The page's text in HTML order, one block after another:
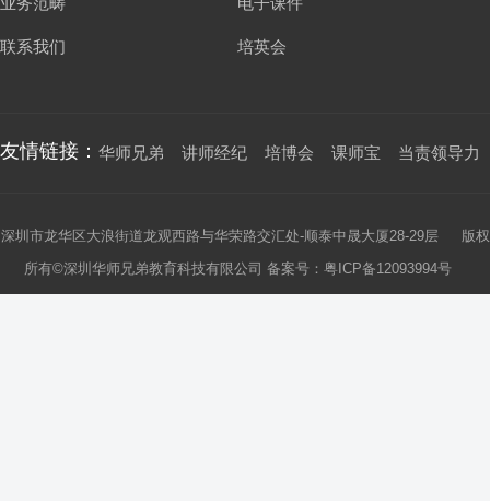
联系我们 培英会
友情链接： 华师兄弟 讲师经纪 培博会 课师宝 当责领导力
深圳市龙华区大浪街道龙观西路与华荣路交汇处-顺泰中晟大厦28-29层 版权
所有©深圳华师兄弟教育科技有限公司 备案号： 粤ICP备12093994号